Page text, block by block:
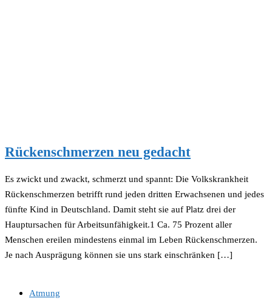
Rückenschmerzen neu gedacht
Es zwickt und zwackt, schmerzt und spannt: Die Volkskrankheit
Rückenschmerzen betrifft rund jeden dritten Erwachsenen und jedes
fünfte Kind in Deutschland. Damit steht sie auf Platz drei der
Hauptursachen für Arbeitsunfähigkeit.1 Ca. 75 Prozent aller
Menschen ereilen mindestens einmal im Leben Rückenschmerzen.
Je nach Ausprägung können sie uns stark einschränken […]
Atmung